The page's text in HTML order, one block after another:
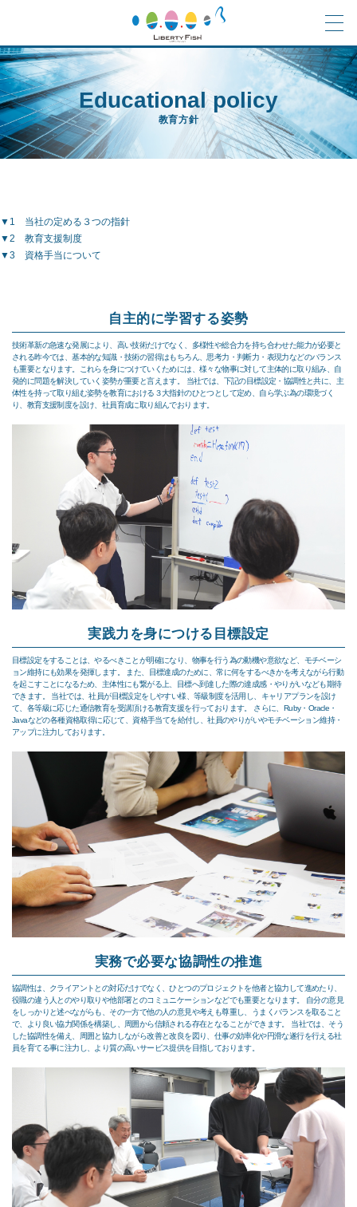
Educational policy
教育方針
▼1 当社の定める３つの指針
▼2 教育支援制度
▼3 資格手当について
自主的に学習する姿勢
技術革新の急速な発展により、高い技術だけでなく、多様性や総合力を持ち合わせた能力が必要と
される昨今では、基本的な知識・技術の習得はもちろん、思考力・判断力・表現力などのバランス
も重要となります。これらを身につけていくためには、様々な物事に対して主体的に取り組み、自
発的に問題を解決していく姿勢が重要と言えます。 当社では、下記の目標設定・協調性と共に、主
体性を持って取り組む姿勢を教育における３大指針のひとつとして定め、自ら学ぶ為の環境づく
り、教育支援制度を設け、社員育成に取り組んでおります。
実践力を身につける目標設定
目標設定をすることは、やるべきことが明確になり、物事を行う為の動機や意欲など、モチベーシ
ョン維持にも効果を発揮します。 また、目標達成のために、常に何をするべきかを考えながら行動
を起こすことになるため、主体性にも繋がる上、目標へ到達した際の達成感・やりがいなども期待
できます。 当社では、社員が目標設定をしやすい様、等級制度を活用し、キャリアプランを設け
て、各等級に応じた通信教育を受講頂ける教育支援を行っております。 さらに、Ruby・Oracle・
Javaなどの各種資格取得に応じて、資格手当てを給付し、社員のやりがいやモチベーション維持・
アップに注力しております。
実務で必要な協調性の推進
協調性は、クライアントとの対応だけでなく、ひとつのプロジェクトを他者と協力して進めたり、
役職の違う人とのやり取りや他部署とのコミュニケーションなどでも重要となります。 自分の意見
をしっかりと述べながらも、その一方で他の人の意見や考えも尊重し、うまくバランスを取ること
で、より良い協力関係を構築し、周囲から信頼される存在となることができます。 当社では、そう
した協調性を備え、周囲と協力しながら改善と改良を図り、仕事の効率化や円滑な遂行を行える社
員を育てる事に注力し、より質の高いサービス提供を目指しております。